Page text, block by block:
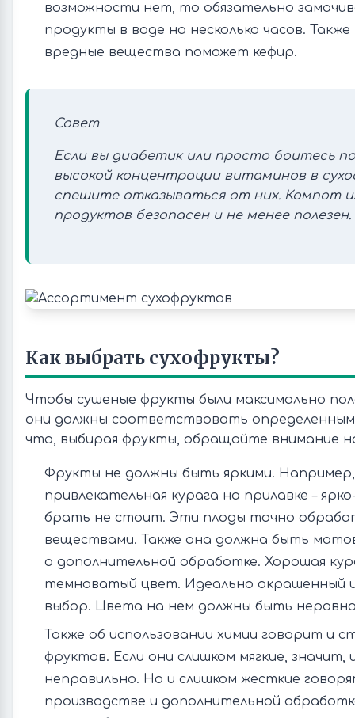
возможности нет, то обязательно
продукты в воде на несколько часов.
вредные вещества поможет кефир.
Совет
Если вы диабетик или просто боитесь
высокой концентрации витаминов в
спешите отказываться от них. Компот
продуктов безопасен и не менее полезен.
Как выбрать сухофрукты?
Чтобы сушеные фрукты были максимально
они должны соответствовать
что, выбирая фрукты, обращайте внимание
Фрукты не должны быть яркими.
привлекательная курага на прилавке –
брать не стоит. Эти плоды точно
веществами. Также она должна быть
о дополнительной обработке. Хорошая
темноватый цвет. Идеально окрашенный
выбор. Цвета на нем должны быть
Также об использовании химии говорит и
фруктов. Если они слишком мягкие, значит,
неправильно. Но и слишком жесткие
производстве и дополнительной